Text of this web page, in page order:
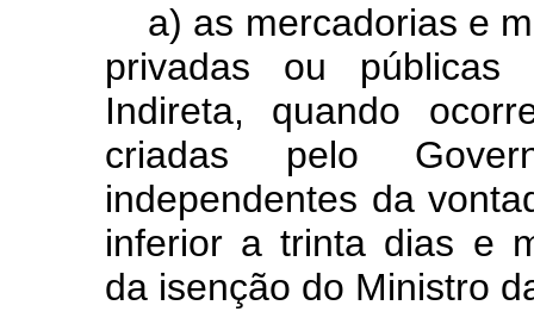
a) as mercadorias e
privadas ou públicas
Indireta, quando
criadas pelo
independentes da
inferior a trinta dias e
da isenção do Ministro